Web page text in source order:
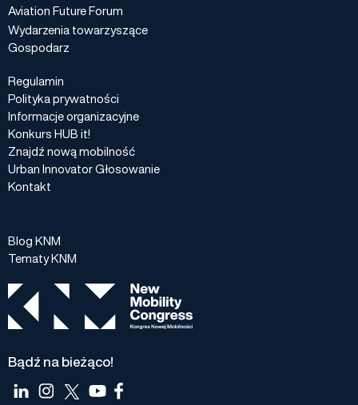
Aviation Future Forum
Wydarzenia towarzyszące
Gospodarz
Regulamin
Polityka prywatności
Informacje organizacyjne
Konkurs HUB it!
Znajdź nową mobilność
Urban Innovator Głosowanie
Kontakt
Blog KNM
Tematy KNM
Bądź na bieżąco!